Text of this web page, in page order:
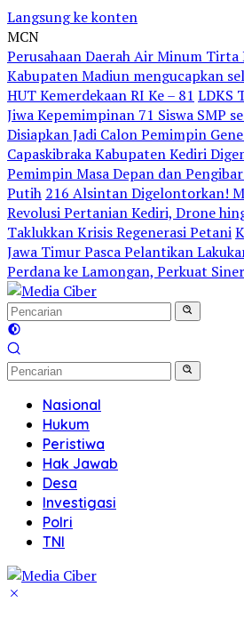
Langsung ke konten
MCN
Perusahaan Daerah Air Minum Tirta
Kabupaten Madiun mengucapkan
HUT Kemerdekaan RI Ke – 81 LDKS
Jiwa Kepemimpinan 71 Siswa SMP
Disiapkan Jadi Calon Pemimpin
Capaskibraka Kabupaten Kediri
Pemimpin Masa Depan dan
Putih 216 Alsintan Digelontorkan!
Revolusi Pertanian Kediri, Drone
Taklukkan Krisis Regenerasi Petani
Jawa Timur Pasca Pelantikan
Perdana ke Lamongan, Perkuat
Nasional
Hukum
Peristiwa
Hak Jawab
Desa
Investigasi
Polri
TNI